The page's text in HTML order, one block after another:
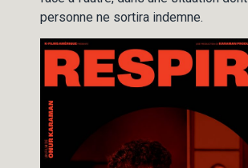
personne ne sortira indemne.